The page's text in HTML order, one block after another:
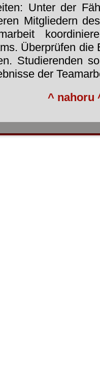
Unter der
Mitgliedern
Überprüfen
Studierenden
der
^ nahoru